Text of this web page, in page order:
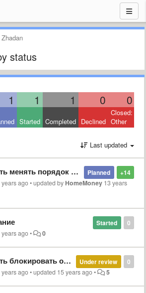
status
1 1 1 0 0
Started Completed Declined
Closed:
Other
Last updated
+14
Planned
операций в рамках дня
years ago•updated by HomeMoney 13 years
0
Started
years ago• 0
0
Under review
операцию
years ago•updated 15 years ago• 5